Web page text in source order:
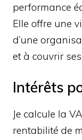
performance
Elle offre une
d’une
et à couvrir
Intérêts
Je calcule la
rentabilité de